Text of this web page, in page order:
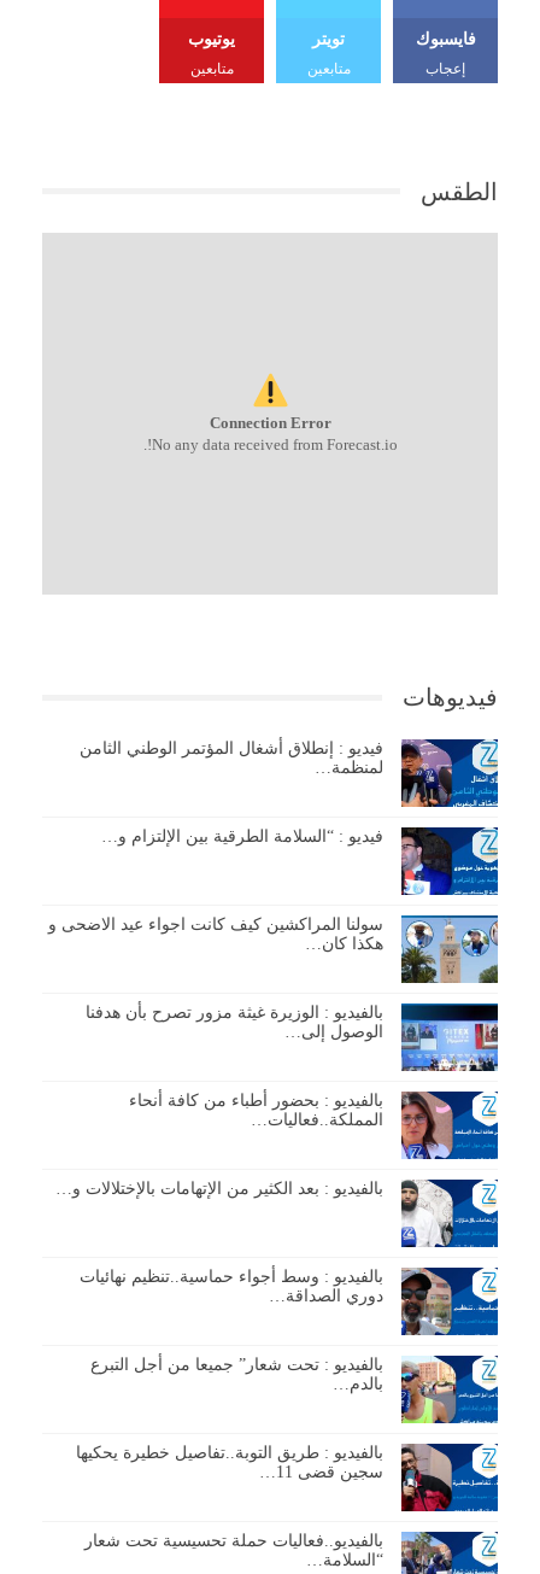
فايسبوك
إعجاب
تويتر
متابعين
يوتيوب
متابعين
الطقس
Connection Error
No any data received from Forecast.io!.
فيديوهات
فيديو : إنطلاق أشغال المؤتمر الوطني الثامن
لمنظمة…
فيديو : “السلامة الطرقية بين الإلتزام و…
سولنا المراكشين كيف كانت اجواء عيد الاضحى و
هكذا كان…
بالفيديو : الوزيرة غيثة مزور تصرح بأن هدفنا
الوصول إلى…
بالفيديو : بحضور أطباء من كافة أنحاء
المملكة..فعاليات…
بالفيديو : بعد الكثير من الإتهامات بالإختلالات و…
بالفيديو : وسط أجواء حماسية..تنظيم نهائيات
دوري الصداقة…
بالفيديو : تحت شعار” جميعا من أجل التبرع
بالدم…
بالفيديو : طريق التوبة..تفاصيل خطيرة يحكيها
سجين قضى 11…
بالفيديو..فعاليات حملة تحسيسية تحت شعار
“السلامة…